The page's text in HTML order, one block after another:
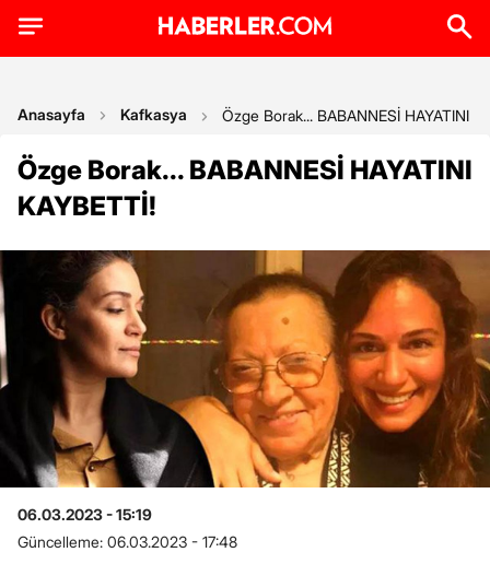
Anasayfa Kafkasya Özge Borak... BABANNESİ HAYATINI
Özge Borak... BABANNESİ HAYATINI
KAYBETTİ!
06.03.2023 - 15:19
Güncelleme: 06.03.2023 - 17:48